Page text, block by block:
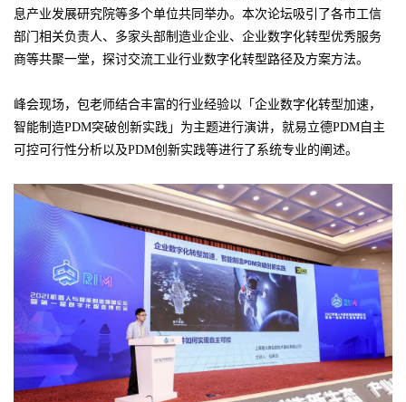
息产业发展研究院等多个单位共同举办。本次论坛吸引了各市工信
部门相关负责人、多家头部制造业企业、企业数字化转型优秀服务
商等共聚一堂，探讨交流工业行业数字化转型路径及方案方法。
峰会现场，包老师结合丰富的行业经验以「企业数字化转型加速，
智能制造PDM突破创新实践」为主题进行演讲，就易立德PDM自主
可控可行性分析以及PDM创新实践等进行了系统专业的阐述。